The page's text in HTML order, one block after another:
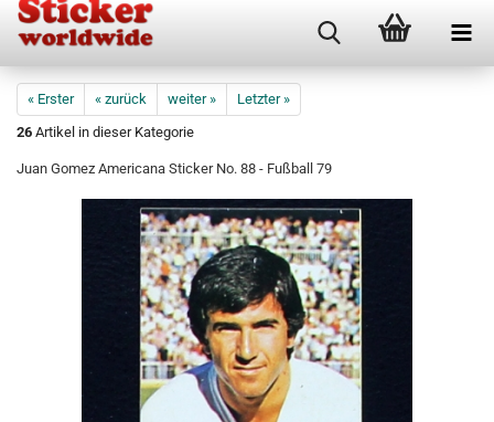
« Erster « zurück weiter »
Letzter »
26 Artikel in dieser Kategorie
Juan Gomez Americana Sticker No. 88 - Fußball 79